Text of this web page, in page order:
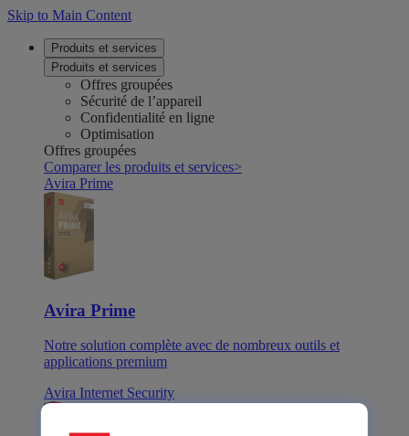
Skip to Main Content
Produits et services
Produits et services
Offres groupées
Sécurité de l’appareil
Confidentialité en ligne
Optimisation
Offres groupées
Comparer les produits et services>
Avira Prime
Avira Prime
Notre solution complète avec de nombreux outils et
applications premium
Avira Internet Security